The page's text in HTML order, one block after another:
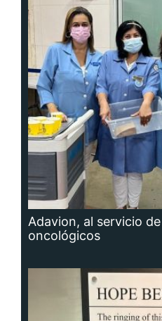
Adavion, al servicio
oncológicos